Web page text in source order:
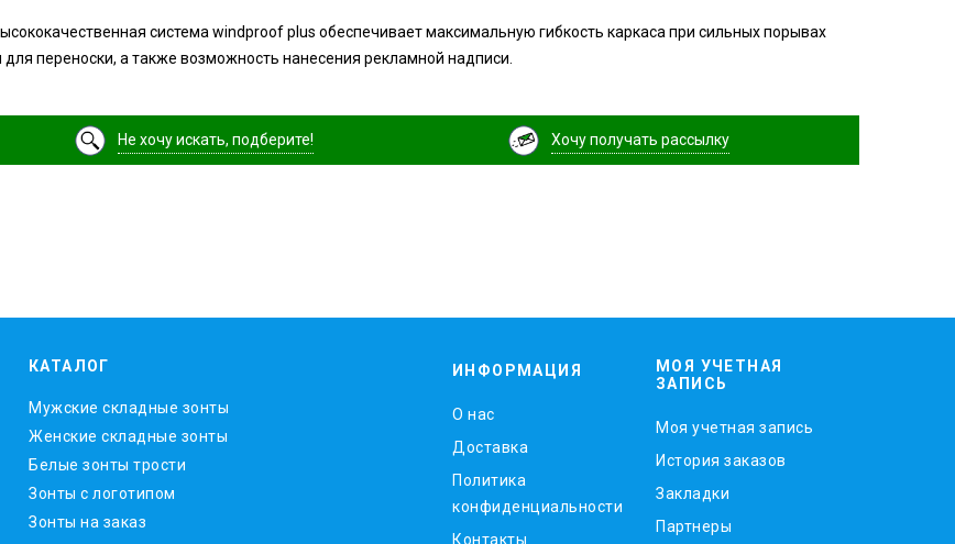
система windproof plus обеспечивает максимальную гибкость каркаса при сильных порывах
переноски, а также возможность нанесения рекламной надписи.
Не хочу искать, подберите! Хочу получать рассылку
КАТАЛОГ
Мужские складные зонты
Женские складные зонты
Белые зонты трости
Зонты с логотипом
Зонты на заказ
ИНФОРМАЦИЯ
O нас
Доставка
Политика
конфиденциальности
Контакты
МОЯ УЧЕТНАЯ
ЗАПИСЬ
Моя учетная запись
История заказов
Закладки
Партнеры